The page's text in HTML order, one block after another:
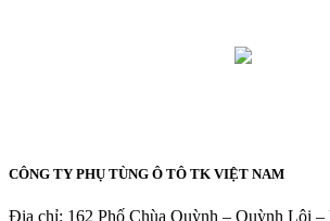
CÔNG TY PHỤ TÙNG Ô TÔ TK VIỆT NAM
Địa chỉ: 162 Phố Chùa Quỳnh – Quỳnh Lôi